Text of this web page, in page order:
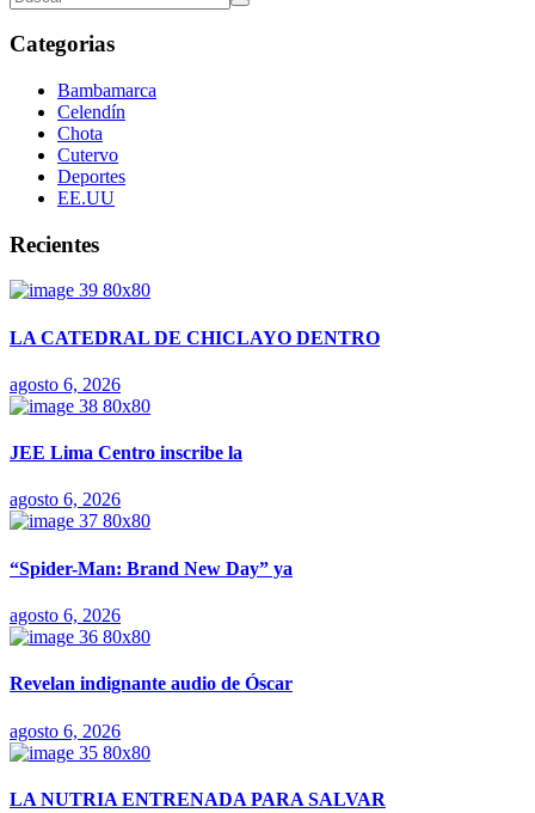
Categorias
Bambamarca
Celendín
Chota
Cutervo
Deportes
EE.UU
Recientes
LA CATEDRAL DE CHICLAYO DENTRO
agosto 6, 2026
JEE Lima Centro inscribe la
agosto 6, 2026
“Spider-Man: Brand New Day” ya
agosto 6, 2026
Revelan indignante audio de Óscar
agosto 6, 2026
LA NUTRIA ENTRENADA PARA SALVAR